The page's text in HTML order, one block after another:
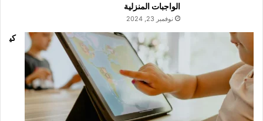
الواجبات المنزلية
نوفمبر 23, 2024
كي